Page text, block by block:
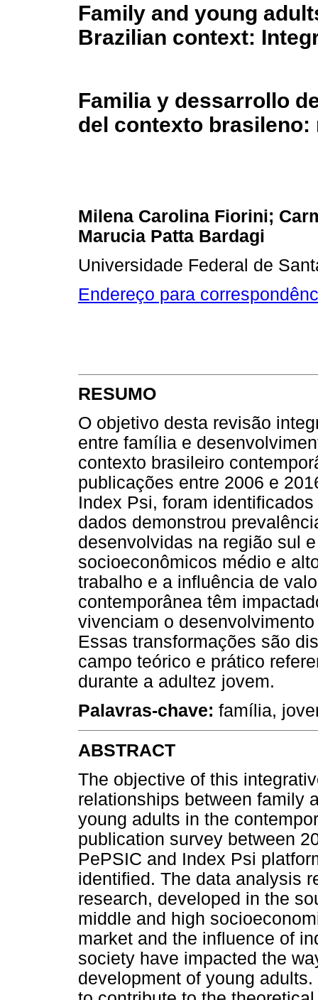
Family and young
Brazilian context:
Familia y dessarrollo
del contexto
Milena Carolina Fiorini;
Marucia Patta Bardagi
Universidade Federal de
Endereço para
RESUMO
O objetivo desta revisão
entre família e
contexto brasileiro
publicações entre 2006 e
Index Psi, foram
dados demonstrou
desenvolvidas na região sul
socioeconômicos médio e
trabalho e a influência de
contemporânea têm
vivenciam o
Essas transformações são
campo teórico e prático
durante a adultez jovem.
Palavras-chave: família,
ABSTRACT
The objective of this
relationships between family
young adults in the
publication survey between
PePSIC and Index Psi
identified. The data analysis
research, developed in the
middle and high
market and the influence of
society have impacted the
development of young